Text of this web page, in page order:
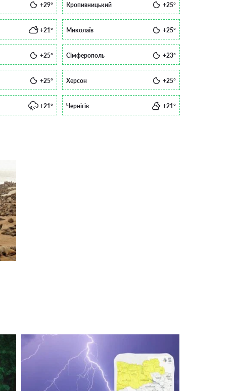
+29° Кропивницький +25°
+21° Миколаїв +25°
+25° Сімферополь +23°
+25° Херсон +25°
+21° Чернігів +21°